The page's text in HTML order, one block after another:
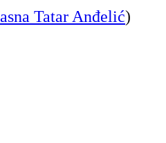
Tatar Anđelić)